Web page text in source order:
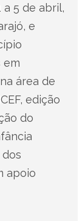
a 5 de abril,
e
em
área de
edição
do
dos
apoio